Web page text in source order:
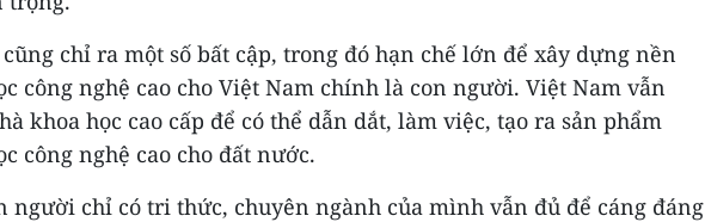
cũng chỉ ra một số bất cập, trong đó hạn chế lớn để xây dựng nền
công nghệ cao cho Việt Nam chính là con người. Việt Nam vẫn
khoa học cao cấp để có thể dẫn dắt, làm việc, tạo ra sản phẩm
công nghệ cao cho đất nước.
người chỉ có tri thức, chuyên ngành của mình vẫn đủ để cáng đáng